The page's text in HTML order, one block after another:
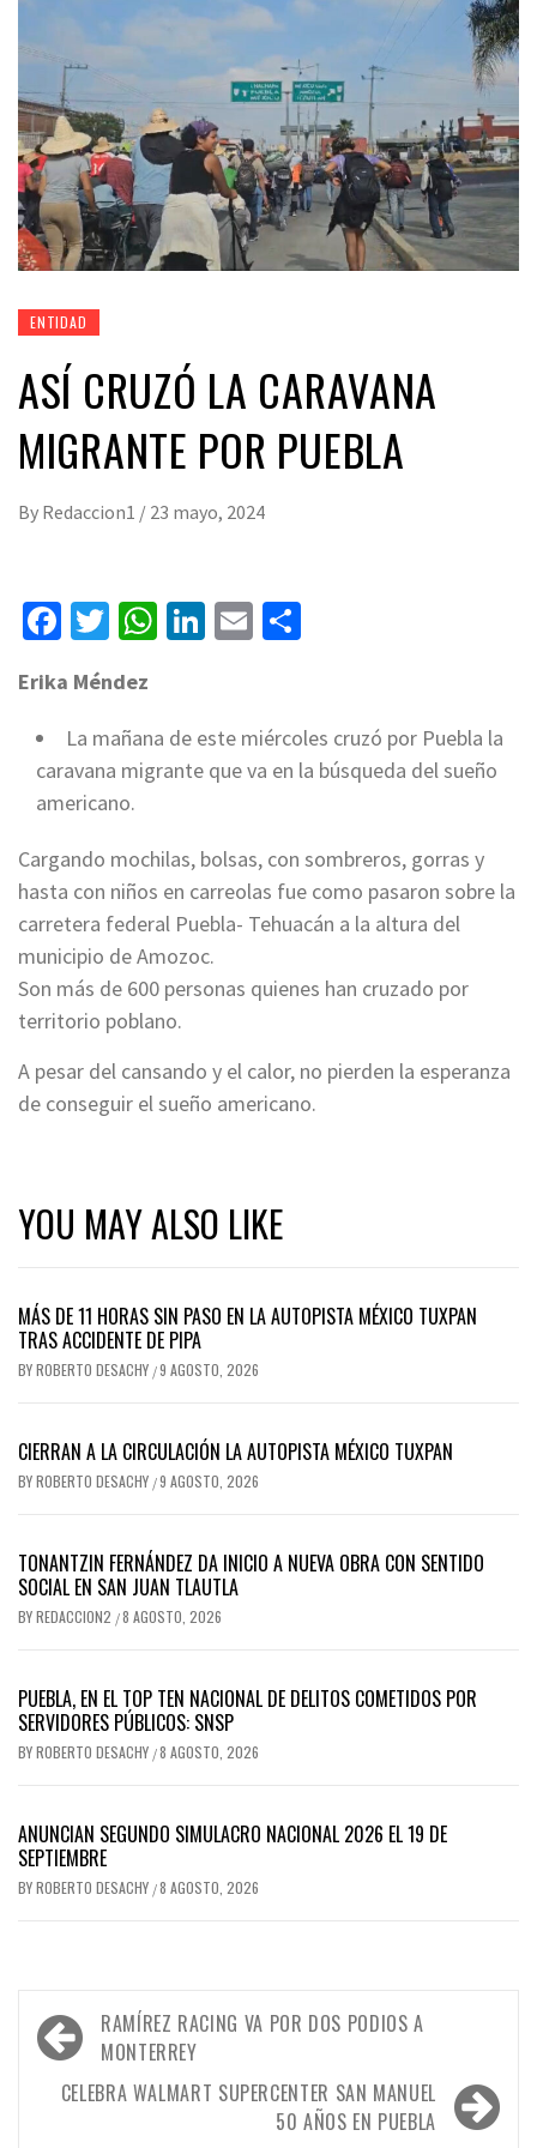
ENTIDAD
ASÍ CRUZÓ LA CARAVANA
MIGRANTE POR PUEBLA
By Redaccion1 / 23 mayo, 2024
Facebook
Twitter
WhatsApp
LinkedIn
Email
Erika Méndez
La mañana de este miércoles cruzó por Puebla la
caravana migrante que va en la búsqueda del sueño
americano.
Cargando mochilas, bolsas, con sombreros, gorras y
hasta con niños en carreolas fue como pasaron sobre la
carretera federal Puebla- Tehuacán a la altura del
municipio de Amozoc.
Son más de 600 personas quienes han cruzado por
territorio poblano.
A pesar del cansando y el calor, no pierden la esperanza
de conseguir el sueño americano.
YOU MAY ALSO LIKE
MÁS DE 11 HORAS SIN PASO EN LA AUTOPISTA MÉXICO TUXPAN
TRAS ACCIDENTE DE PIPA
BYROBERTO DESACHY /9 AGOSTO, 2026
CIERRAN A LA CIRCULACIÓN LA AUTOPISTA MÉXICO TUXPAN
BYROBERTO DESACHY /9 AGOSTO, 2026
TONANTZIN FERNÁNDEZ DA INICIO A NUEVA OBRA CON SENTIDO
SOCIAL EN SAN JUAN TLAUTLA
BYREDACCION2 /8 AGOSTO, 2026
PUEBLA, EN EL TOP TEN NACIONAL DE DELITOS COMETIDOS POR
SERVIDORES PÚBLICOS: SNSP
BYROBERTO DESACHY /8 AGOSTO, 2026
ANUNCIAN SEGUNDO SIMULACRO NACIONAL 2026 EL 19 DE
SEPTIEMBRE
BYROBERTO DESACHY /8 AGOSTO, 2026
Navegación
de
entradas
RAMÍREZ RACING VA POR DOS PODIOS A
MONTERREY
CELEBRA WALMART SUPERCENTER SAN MANUEL
50 AÑOS EN PUEBLA